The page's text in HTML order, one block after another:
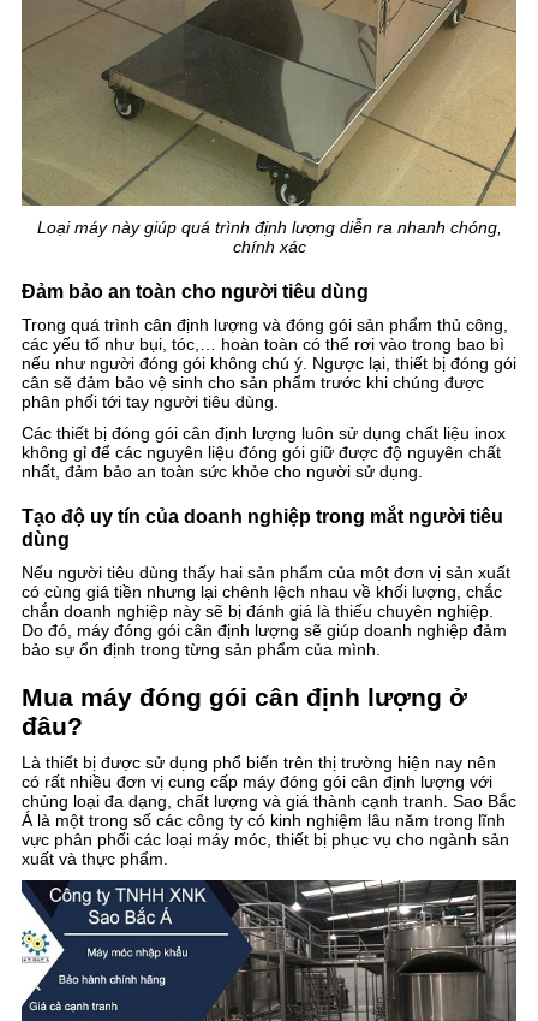
Loại máy này giúp quá trình định lượng diễn ra nhanh chóng,
chính xác
Đảm bảo an toàn cho người tiêu dùng
Trong quá trình cân định lượng và đóng gói sản phẩm thủ công,
các yếu tố như bụi, tóc,… hoàn toàn có thể rơi vào trong bao bì
nếu như người đóng gói không chú ý. Ngược lại, thiết bị đóng gói
cân sẽ đảm bảo vệ sinh cho sản phẩm trước khi chúng được
phân phối tới tay người tiêu dùng.
Các thiết bị đóng gói cân định lượng luôn sử dụng chất liệu inox
không gỉ để các nguyên liệu đóng gói giữ được độ nguyên chất
nhất, đảm bảo an toàn sức khỏe cho người sử dụng.
Tạo độ uy tín của doanh nghiệp trong mắt người tiêu
dùng
Nếu người tiêu dùng thấy hai sản phẩm của một đơn vị sản xuất
có cùng giá tiền nhưng lại chênh lệch nhau về khối lượng, chắc
chắn doanh nghiệp này sẽ bị đánh giá là thiếu chuyên nghiệp.
Do đó, máy đóng gói cân định lượng sẽ giúp doanh nghiệp đảm
bảo sự ổn định trong từng sản phẩm của mình.
Mua máy đóng gói cân định lượng ở
đâu?
Là thiết bị được sử dụng phổ biến trên thị trường hiện nay nên
có rất nhiều đơn vị cung cấp máy đóng gói cân định lượng với
chủng loại đa dạng, chất lượng và giá thành cạnh tranh. Sao Bắc
Á là một trong số các công ty có kinh nghiệm lâu năm trong lĩnh
vực phân phối các loại máy móc, thiết bị phục vụ cho ngành sản
xuất và thực phẩm.